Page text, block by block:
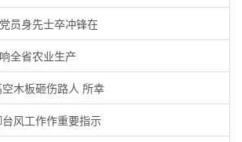
员身先士卒冲锋在
全省农业生产
木板砸伤路人 所幸
风工作作重要指示